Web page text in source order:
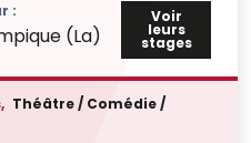
:
(La)
Voir
leurs
stages
, Théâtre / Comédie /